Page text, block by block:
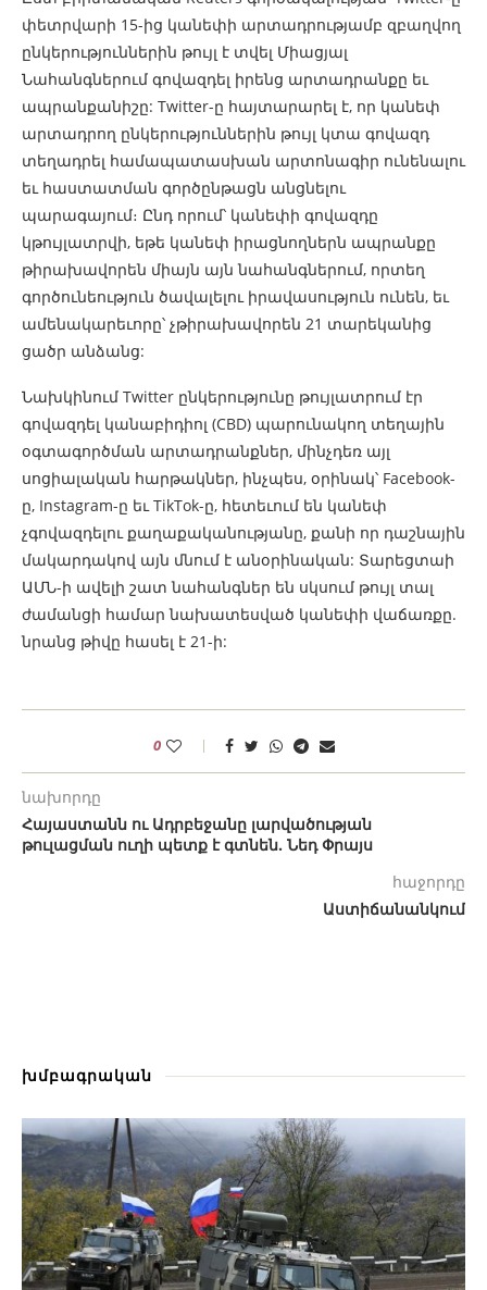
փետրվարի 15-ից կանեփի արտադրությամբ զբաղվող
ընկերություններին թույլ է տվել Միացյալ
Նահանգներում գովազդել իրենց արտադրանքը եւ
ապրանքանիշը: Twitter-ը հայտարարել է, որ կանեփ
արտադրող ընկերություններին թույլ կտա գովազդ
տեղադրել համապատասխան արտոնագիր ունենալու
եւ հաստատման գործընթացն անցնելու
պարագայում։ Ընդ որում՝ կանեփի գովազդը
կթույլատրվի, եթե կանեփ իրացնողներն ապրանքը
թիրախավորեն միայն այն նահանգներում, որտեղ
գործունեություն ծավալելու իրավասություն ունեն, եւ
ամենակարեւորը՝ չթիրախավորեն 21 տարեկանից
ցածր անձանց:
Նախկինում Twitter ընկերությունը թույլատրում էր
գովազդել կանաբիդիոլ (CBD) պարունակող տեղային
օգտագործման արտադրանքներ, մինչդեռ այլ
սոցիալական հարթակներ, ինչպես, օրինակ՝ Facebook-
ը, Instagram-ը եւ TikTok-ը, հետեւում են կանեփ
չգովազդելու քաղաքականությանը, քանի որ դաշնային
մակարդակով այն մնում է անօրինական: Տարեցտաի
ԱՄՆ-ի ավելի շատ նահանգներ են սկսում թույլ տալ
ժամանցի համար նախատեսված կանեփի վաճառքը.
նրանց թիվը հասել է 21-ի:
0
նախորդը
Հայաստանն ու Ադրբեջանը լարվածության
թուլացման ուղի պետք է գտնեն. Նեդ Փրայս
հաջորդը
Աստիճանանկում
խմբագրական